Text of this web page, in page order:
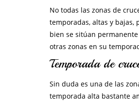
No todas las zonas de
temporadas, altas y bajas,
bien se sitúan
otras zonas en su
Temporada de
Sin duda es una de las
temporada alta bastante